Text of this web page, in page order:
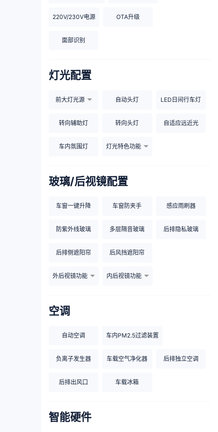
220V/230V电源 OTA升级
面部识别
灯光配置
前大灯光源 自动头灯 LED日间行车灯
转向辅助灯 转向头灯 自适应远近光
车内氛围灯 灯光特色功能
玻璃/后视镜配置
车窗一键升降 车窗防夹手 感应雨刷器
防紫外线玻璃 多层隔音玻璃 后排隐私玻璃
后排侧遮阳帘 后风挡遮阳帘
外后视镜功能 内后视镜功能
空调
自动空调 车内PM2.5过滤装置
负离子发生器 车载空气净化器 后排独立空调
后排出风口 车载冰箱
智能硬件